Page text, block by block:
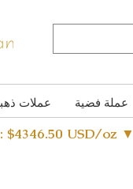
عملات عملة فضية
$4346.50 USD/oz ▼